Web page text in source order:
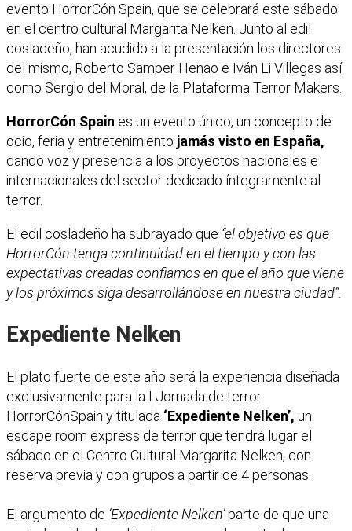
evento HorrorCón Spain, que se celebrará este sábado
en el centro cultural Margarita Nelken. Junto al edil
cosladeño, han acudido a la presentación los directores
del mismo, Roberto Samper Henao e Iván Li Villegas así
como Sergio del Moral, de la Plataforma Terror Makers.
HorrorCón Spain es un evento único, un concepto de
ocio, feria y entretenimiento jamás visto en España,
dando voz y presencia a los proyectos nacionales e
internacionales del sector dedicado íntegramente al
terror.
El edil cosladeño ha subrayado que “el objetivo es que
HorrorCón tenga continuidad en el tiempo y con las
expectativas creadas confiamos en que el año que viene
y los próximos siga desarrollándose en nuestra ciudad”.
Expediente Nelken
El plato fuerte de este año será la experiencia diseñada
exclusivamente para la I Jornada de terror
HorrorCónSpain y titulada ‘Expediente Nelken’, un
escape room express de terror que tendrá lugar el
sábado en el Centro Cultural Margarita Nelken, con
reserva previa y con grupos a partir de 4 personas.
El argumento de ‘Expediente Nelken’parte de que una